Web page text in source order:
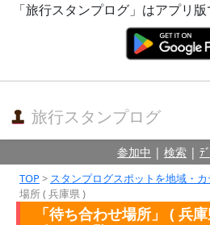
「旅行スタンプログ」はアプリ
旅行スタンプログ
参加中 | 検索 | ﾃ
TOP> スタンプログスポットを地域・
場所 ( 兵庫県 )
「待ち合わせ場所」 ( 兵